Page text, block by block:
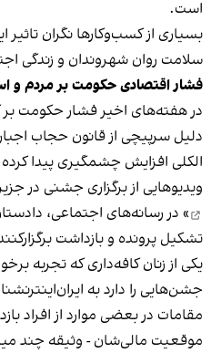
است.
بسیاری از کسب‌وکارها نگران
سلامت روان شهروندان و زندگی
فشار اقتصادی حکومت بر مردم و
در هفته‌های اخیر فشار حکومت
دلیل سرپیچی از قانون حجاب
الکلی افزایش چشمگیری پیدا
ویدیوهایی از برگزاری جشنی در
» در رسانه‌های اجتماعی،
تشکیل پرونده و بازداشت
یکی از زنان کافه‌داری که تجربه
جشن‌هایی را دارد به
مقامات در بعضی موارد از افراد
موقعیت مالی‌شان - وثیقه چند